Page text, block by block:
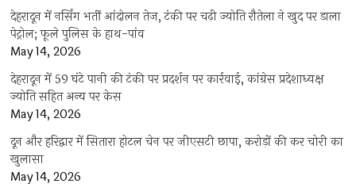
देहरादून में नर्सिंग भर्ती आंदोलन तेज, टंकी पर चढ़ी ज्योति रौतेला ने खुद पर डाला
पेट्रोल; फूले पुलिस के हाथ-पांव
May 14, 2026
देहरादून में 59 घंटे पानी की टंकी पर प्रदर्शन पर कार्रवाई, कांग्रेस प्रदेशाध्यक्ष
ज्योति सहित अन्य पर केस
May 14, 2026
दून और हरिद्वार में सितारा होटल चेन पर जीएसटी छापा, करोड़ों की कर चोरी का
खुलासा
May 14, 2026